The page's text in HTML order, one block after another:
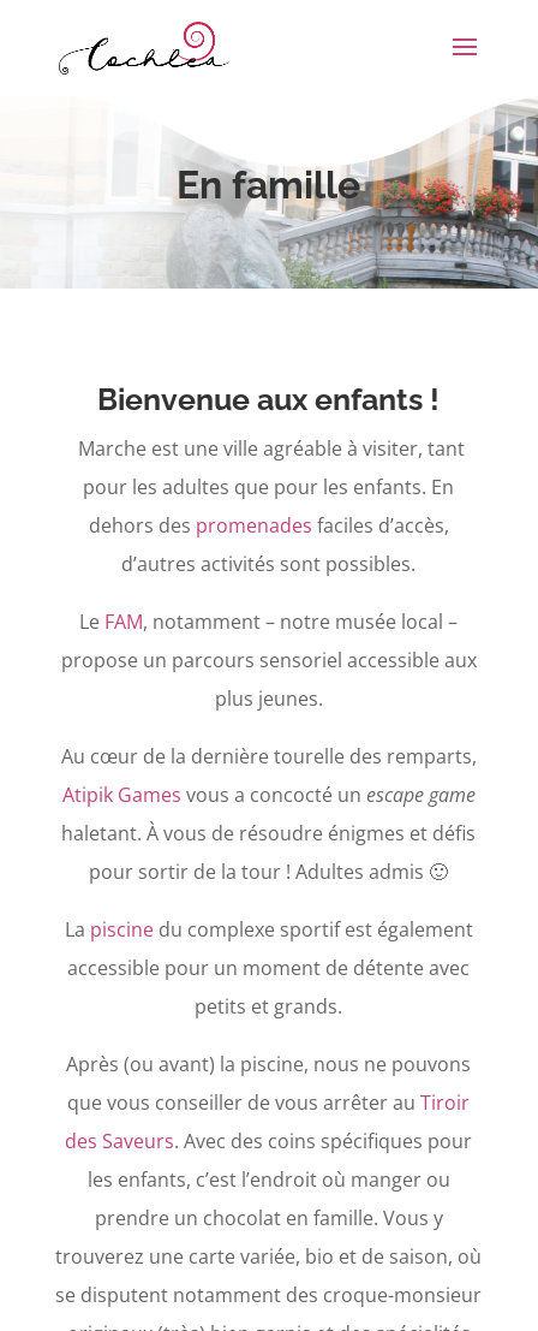
En famille
Bienvenue aux enfants !
Marche est une ville agréable à visiter, tant
pour les adultes que pour les enfants. En
dehors des promenades faciles d’accès,
d’autres activités sont possibles.
Le FAM, notamment – notre musée local –
propose un parcours sensoriel accessible aux
plus jeunes.
Au cœur de la dernière tourelle des remparts,
Atipik Games vous a concocté un escape game
haletant. À vous de résoudre énigmes et défis
pour sortir de la tour ! Adultes admis 🙂
La piscinedu complexe sportif est également
accessible pour un moment de détente avec
petits et grands.
Après (ou avant) la piscine, nous ne pouvons
que vous conseiller de vous arrêter auTiroir
des Saveurs. Avec des coins spécifiques pour
les enfants, c’est l’endroit où manger ou
prendre un chocolat en famille. Vous y
trouverez une carte variée, bio et de saison, où
se disputent notamment des croque-monsieur